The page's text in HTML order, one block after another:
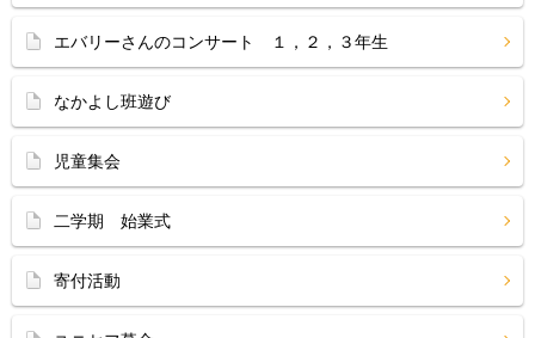
エバリーさんのコンサート １，２，３年生
なかよし班遊び
児童集会
二学期 始業式
寄付活動